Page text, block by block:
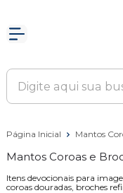
Página Inicial Mantos
Mantos Coroas e
Itens devocionais para
coroas douradas, broches